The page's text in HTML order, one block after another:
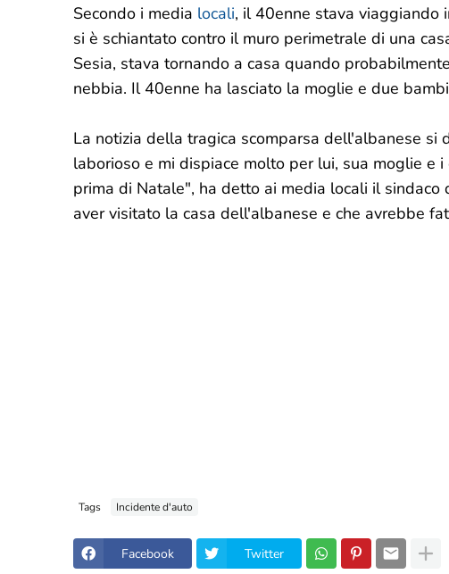
Secondo i media locali, il 40enne stava viaggiando
si è schiantato contro il muro perimetrale di una
Sesia, stava tornando a casa quando
nebbia. Il 40enne ha lasciato la moglie e due
La notizia della tragica scomparsa dell'albanese si
laborioso e mi dispiace molto per lui, sua moglie e
prima di Natale", ha detto ai media locali il sindaco
aver visitato la casa dell'albanese e che avrebbe
Tags Incidente d'auto
Facebook Twitter